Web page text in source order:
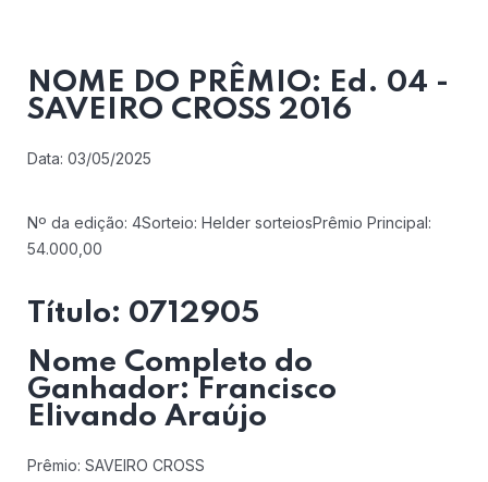
NOME DO PRÊMIO: Ed. 04 -
SAVEIRO CROSS 2016
Data: 03/05/2025
Nº da edição: 4Sorteio: Helder sorteiosPrêmio Principal:
54.000,00
Título: 0712905
Nome Completo do
Ganhador: Francisco
Elivando Araújo
Prêmio: SAVEIRO CROSS